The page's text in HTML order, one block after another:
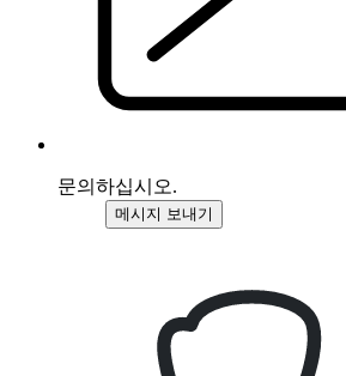
문의하십시오.
메시지 보내기